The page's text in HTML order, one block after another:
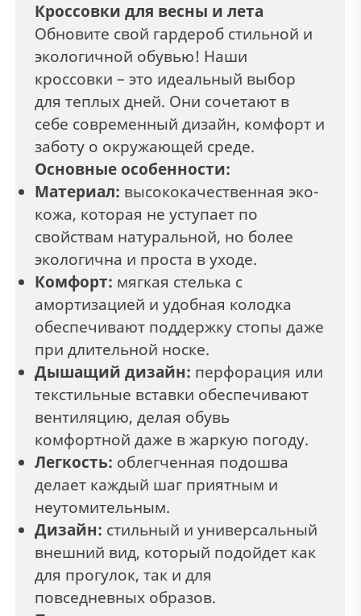
Кроссовки для весны и лета
Обновите свой гардероб стильной и
экологичной обувью! Наши
кроссовки – это идеальный выбор
для теплых дней. Они сочетают в
себе современный дизайн, комфорт и
заботу о окружающей среде.
Основные особенности:
Материал: высококачественная эко-
кожа, которая не уступает по
свойствам натуральной, но более
экологична и проста в уходе.
Комфорт: мягкая стелька с
амортизацией и удобная колодка
обеспечивают поддержку стопы даже
при длительной носке.
Дышащий дизайн: перфорация или
текстильные вставки обеспечивают
вентиляцию, делая обувь
комфортной даже в жаркую погоду.
Легкость: облегченная подошва
делает каждый шаг приятным и
неутомительным.
Дизайн: стильный и универсальный
внешний вид, который подойдет как
для прогулок, так и для
повседневных образов.